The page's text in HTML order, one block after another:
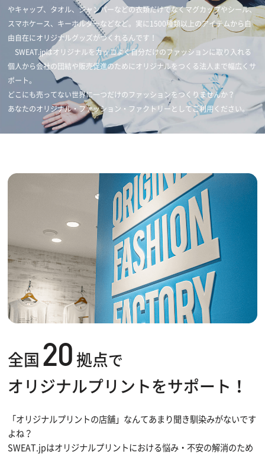
やキャップ、タオル、ジャンパーなどの衣類だけでなくマグカップやシール、
スマホケース、キーホルダーなどなど。実に1500種類以上のアイテムから自
由自在にオリジナルグッズがつくれるんです！
SWEAT.jpはオリジナルをカッコよく自分だけのファッションに取り入れる
個人から会社の団結や販売促進のためにオリジナルをつくる法人まで幅広くサ
ポート。
どこにも売ってない世界に一つだけのファッションをつくりませんか？
あなたのオリジナル・ファッション・ファクトリーとしてご利用ください。
全国 20 拠点で
オリジナルプリントをサポート！
「オリジナルプリントの店舗」なんてあまり聞き馴染みがないです
よね？
SWEAT.jpはオリジナルプリントにおける悩み・不安の解消のため